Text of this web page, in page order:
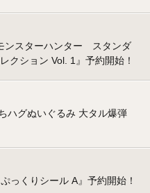
ンスターハンター スタンダ
クション Vol. 1』予約開始！
ハグぬいぐるみ 大タル爆弾
っくりシール A』予約開始！